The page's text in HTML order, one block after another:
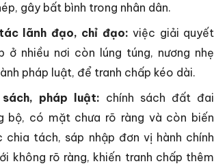
gây bất bình trong nhân dân.
lãnh đạo, chỉ đạo: việc giải quyết
ở nhiều nơi còn lúng túng, nương nhẹ
pháp luật, để tranh chấp kéo dài.
pháp luật: chính sách đất đai
bộ, có mặt chưa rõ ràng và còn biến
chia tách, sáp nhập đơn vị hành chính
không rõ ràng, khiến tranh chấp thêm